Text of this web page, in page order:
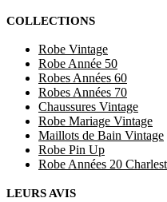
COLLECTIONS
Robe Vintage
Robe Année 50
Robes Années 60
Robes Années 70
Chaussures Vintage
Robe Mariage Vintage
Maillots de Bain Vintage
Robe Pin Up
Robe Années 20
LEURS AVIS